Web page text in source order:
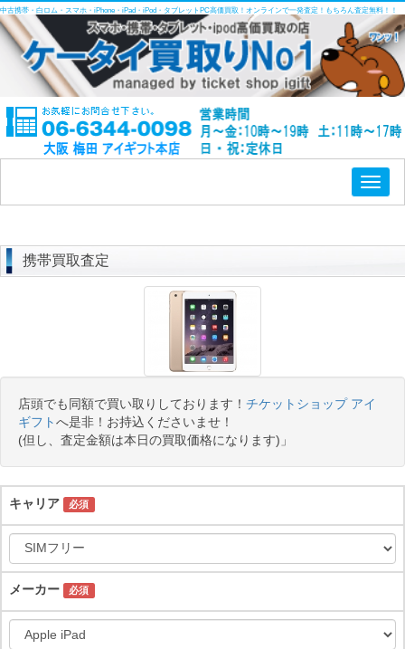
中古携帯・白ロム・スマホ・iPhone・iPad・iPod・タブレットPC高価買取！オンラインで一発査定！もちろん査定無料！！
携帯買取査定
店頭でも同額で買い取りしております！ チケットショップ アイ
ギフトへ是非！お持込くださいませ！
(但し、査定金額は本日の買取価格になります)」
キャリア 必須
メーカー 必須